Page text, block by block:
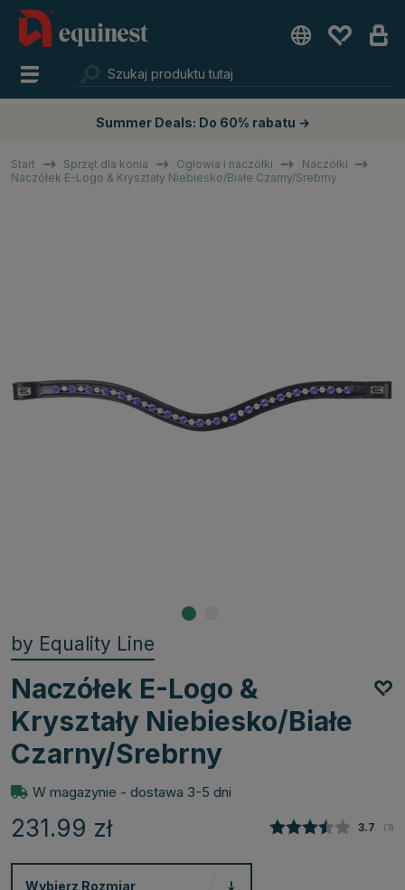
Summer Deals: Do 60% rabatu →
Start Sprzęt dla konia Ogłowia i naczółki
Naczółki
Naczółek E-Logo & Kryształy Niebiesko/Białe Czarny/Srebrny
by Equality Line
Naczółek E-Logo &
Kryształy Niebiesko/Białe
Czarny/Srebrny
W magazynie - dostawa 3-5 dni
231.99 zł 3.7 (3)
Wybierz Rozmiar